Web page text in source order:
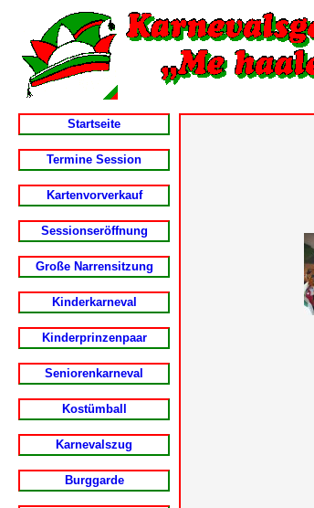
Startseite
Termine Session
Kartenvorverkauf
Sessionseröffnung
Große Narrensitzung
Kinderkarneval
Kinderprinzenpaar
Seniorenkarneval
Kostümball
Karnevalszug
Burggarde